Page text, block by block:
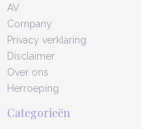
AV
Company
Privacy verklaring
Disclaimer
Over ons
Herroeping
Categorieën